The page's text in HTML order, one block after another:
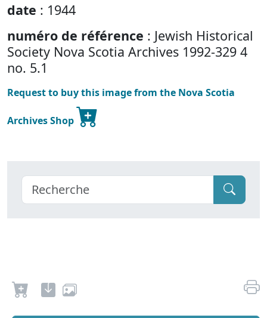
date : 1944
numéro de référence : Jewish Historical
Society Nova Scotia Archives 1992-329 4
no. 5.1
Request to buy this image from the Nova Scotia
Archives Shop